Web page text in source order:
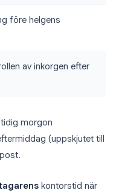
före helgens
av inkorgen efter
morgon
(uppskjutet till
kontorstid när